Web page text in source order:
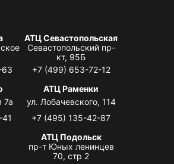
АТЦ Севастопольская
Севастопольский пр-
кт, 95Б
+7 (499) 653-72-12
7а
АТЦ Раменки
ул. Лобачевского, 114
+7 (495) 135-42-87
АТЦ Подольск
пр-т Юных ленинцев
70, стр 2